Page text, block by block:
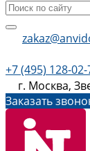
+7 (495) 128-
г. Москва,
Заказать